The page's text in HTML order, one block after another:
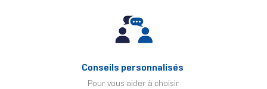
Conseils personnalisés
Pour vous aider à choisir